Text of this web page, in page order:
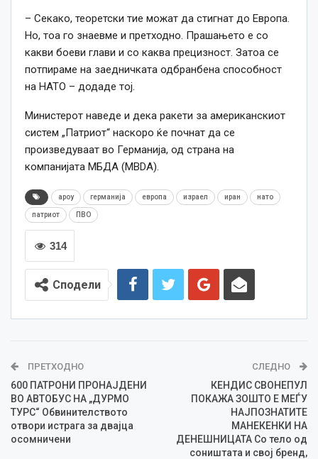
– Секако, теоретски тие можат да стигнат до Европа.
Но, тоа го знаевме и претходно. Прашањето е со
какви боеви глави и со каква прецизност. Затоа се
потпираме на заедничката одбранбена способност
на НАТО – додаде тој.
Министерот наведе и дека ракети за американскиот
систем „Патриот“ наскоро ќе почнат да се
произведуваат во Германија, од страна на
компанијата МБДА (MBDA).
ароу германија европа израел иран нато
патриот ПВО
314
Сподели
ПРЕТХОДНО
600 ПАТРОНИ ПРОНАЈДЕНИ
ВО АВТОБУС НА „ДУРМО
ТУРС“ Обвинителството
отвори истрага за двајца
осомничени
СЛЕДНО
КЕНДИС СВОНЕПУЛ
ПОКАЖА ЗОШТО Е МЕЃУ
НАЈПОЗНАТИТЕ
МАНЕКЕНКИ НА
ДЕНЕШНИЦАТА Со тело од
соништата и свој бренд,